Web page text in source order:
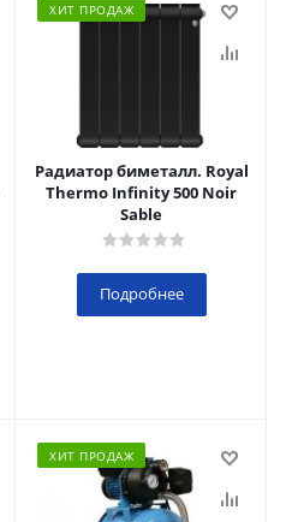
ХИТ ПРОДАЖ
Радиатор биметалл. Royal
Thermo Infinity 500 Noir
Sable
Подробнее
ХИТ ПРОДАЖ